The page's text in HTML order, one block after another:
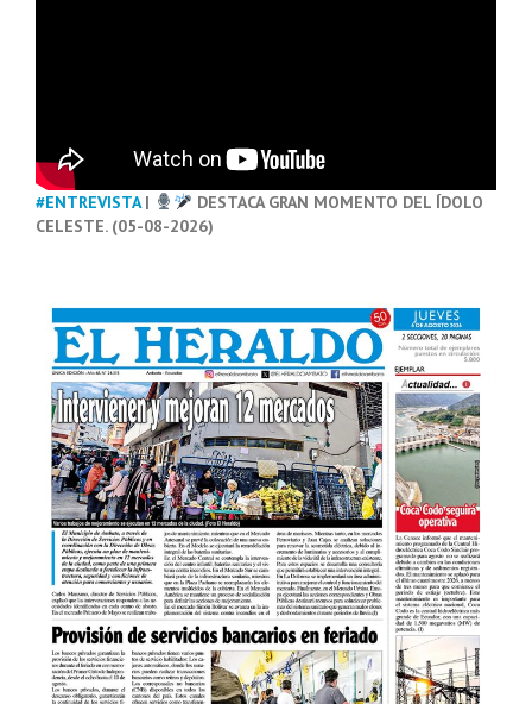
#ENTREVISTA|
DESTACA GRAN MOMENTO DEL ÍDOLO
CELESTE. (05-08-2026)